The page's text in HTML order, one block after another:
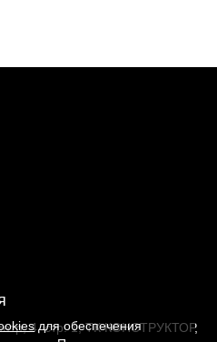
4, стр. 1, ТК КОНСТРУКТОР,
для обеспечения